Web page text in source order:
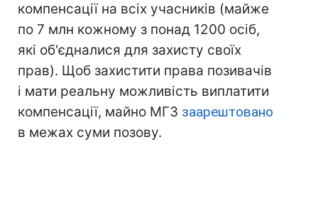
компенсації на всіх учасників (майже
по 7 млн кожному з понад 1200 осіб,
які об'єдналися для захисту своїх
прав). Щоб захистити права позивачів
і мати реальну можливість виплатити
компенсації, майно МГЗ заарештовано
в межах суми позову.